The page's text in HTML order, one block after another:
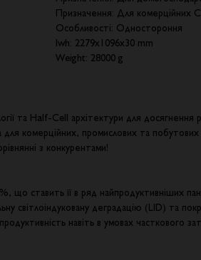
Призначення: Для комерційних
Особливості: Одностороння
lwh: 2279x1096x30 mm
Weight: 28000 g
та Half-Cell архітектури для
комерційних, промислових та побутових
з конкурентами!
ставить її в ряд найпродуктивніших
світлоіндуковану деградацію (LID) та
навіть в умовах часткового